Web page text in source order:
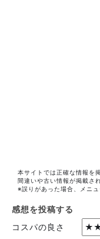
本サイトでは正確な情報を
間違いや古い情報が掲載さ
※誤りがあった場合、メニ
感想を投稿する
コスパの良さ